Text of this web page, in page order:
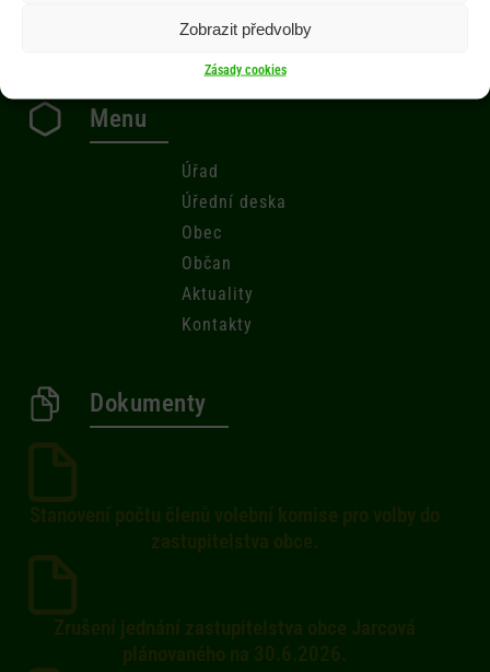
Zobrazit předvolby
Zásady cookies
Menu
Úřad
Úřední deska
Obec
Občan
Aktuality
Kontakty
Dokumenty